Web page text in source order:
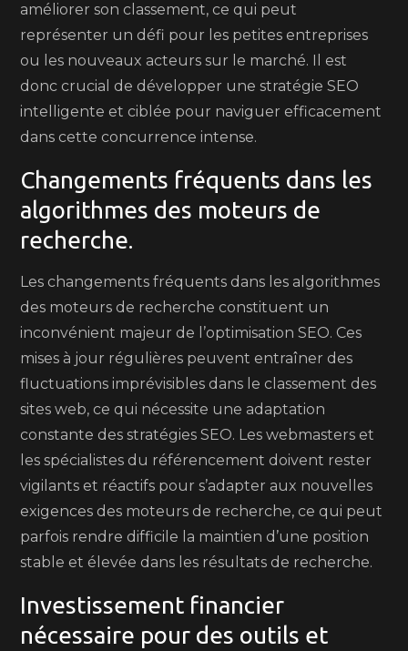
améliorer son classement, ce qui peut
représenter un défi pour les petites entreprises
ou les nouveaux acteurs sur le marché. Il est
donc crucial de développer une stratégie SEO
intelligente et ciblée pour naviguer efficacement
dans cette concurrence intense.
Changements fréquents dans les
algorithmes des moteurs de
recherche.
Les changements fréquents dans les algorithmes
des moteurs de recherche constituent un
inconvénient majeur de l’optimisation SEO. Ces
mises à jour régulières peuvent entraîner des
fluctuations imprévisibles dans le classement des
sites web, ce qui nécessite une adaptation
constante des stratégies SEO. Les webmasters et
les spécialistes du référencement doivent rester
vigilants et réactifs pour s’adapter aux nouvelles
exigences des moteurs de recherche, ce qui peut
parfois rendre difficile la maintien d’une position
stable et élevée dans les résultats de recherche.
Investissement financier
nécessaire pour des outils et